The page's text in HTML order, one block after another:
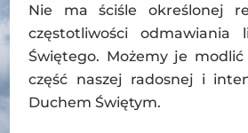
Nie ma ściśle określonej
częstotliwości
Świętego. Możemy je
część naszej radosnej i
Duchem Świętym.